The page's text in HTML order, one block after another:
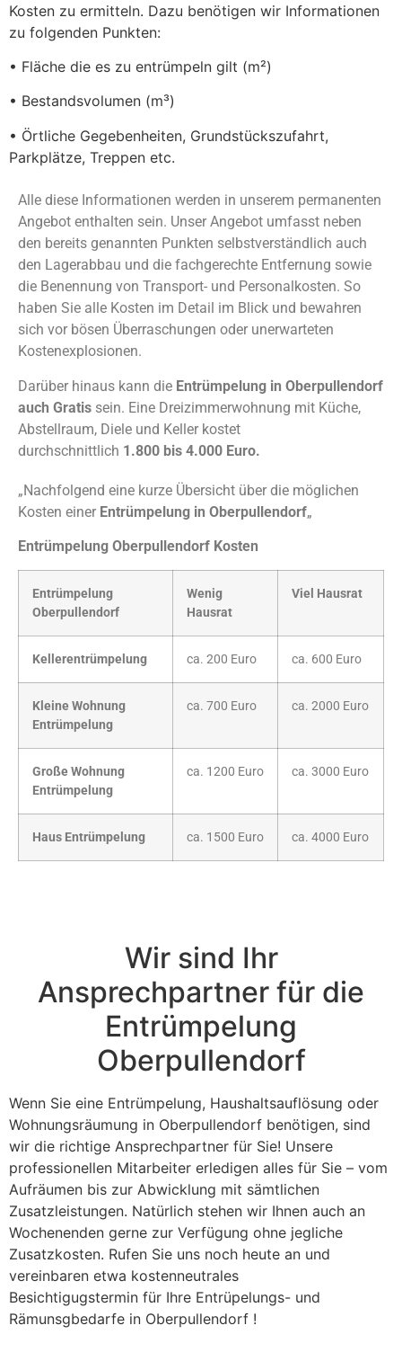
Kosten zu ermitteln. Dazu benötigen wir Informationen
zu folgenden Punkten:
• Fläche die es zu entrümpeln gilt (m²)
• Bestandsvolumen (m³)
• Örtliche Gegebenheiten, Grundstückszufahrt,
Parkplätze, Treppen etc.
Alle diese Informationen werden in unserem permanenten
Angebot enthalten sein. Unser Angebot umfasst neben
den bereits genannten Punkten selbstverständlich auch
den Lagerabbau und die fachgerechte Entfernung sowie
die Benennung von Transport- und Personalkosten. So
haben Sie alle Kosten im Detail im Blick und bewahren
sich vor bösen Überraschungen oder unerwarteten
Kostenexplosionen.
Darüber hinaus kann die Entrümpelung in Oberpullendorf
auch Gratis sein. Eine Dreizimmerwohnung mit Küche,
Abstellraum, Diele und Keller kostet
durchschnittlich 1.800 bis 4.000 Euro.
„Nachfolgend eine kurze Übersicht über die möglichen
Kosten einer Entrümpelung in Oberpullendorf„
Entrümpelung Oberpullendorf Kosten
Entrümpelung
Oberpullendorf
Wenig
Hausrat
Viel Hausrat
Kellerentrümpelung ca. 200 Euro ca. 600 Euro
Kleine Wohnung
Entrümpelung
ca. 700 Euro ca. 2000 Euro
Große Wohnung
Entrümpelung
ca. 1200 Euro ca. 3000 Euro
Haus Entrümpelung ca. 1500 Euro ca. 4000 Euro
Wir sind Ihr
Ansprechpartner für die
Entrümpelung
Oberpullendorf
Wenn Sie eine Entrümpelung, Haushaltsauflösung oder
Wohnungsräumung in Oberpullendorf benötigen, sind
wir die richtige Ansprechpartner für Sie! Unsere
professionellen Mitarbeiter erledigen alles für Sie – vom
Aufräumen bis zur Abwicklung mit sämtlichen
Zusatzleistungen. Natürlich stehen wir Ihnen auch an
Wochenenden gerne zur Verfügung ohne jegliche
Zusatzkosten. Rufen Sie uns noch heute an und
vereinbaren etwa kostenneutrales
Besichtigugstermin für Ihre Entrüpelungs- und
Rämunsgbedarfe in Oberpullendorf !